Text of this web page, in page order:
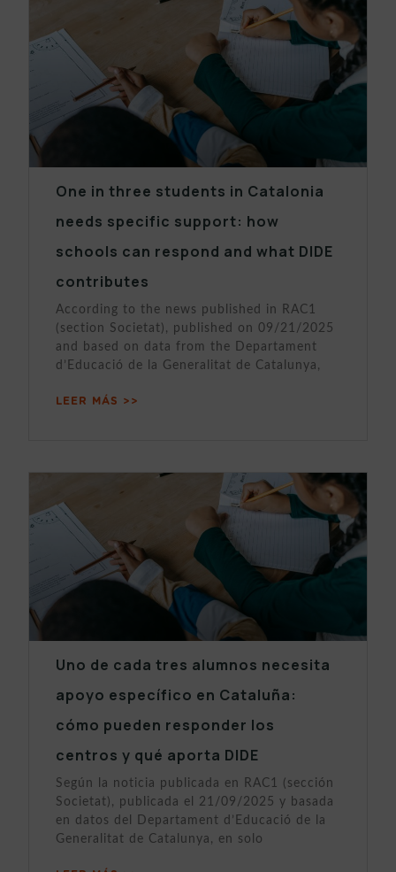
One in three students in Catalonia
needs specific support: how
schools can respond and what DIDE
contributes
According to the news published in RAC1
(section Societat), published on 09/21/2025
and based on data from the Departament
d’Educació de la Generalitat de Catalunya,
LEER MÁS >>
Uno de cada tres alumnos necesita
apoyo específico en Cataluña:
cómo pueden responder los
centros y qué aporta DIDE
Según la noticia publicada en RAC1 (sección
Societat), publicada el 21/09/2025 y basada
en datos del Departament d’Educació de la
Generalitat de Catalunya, en solo